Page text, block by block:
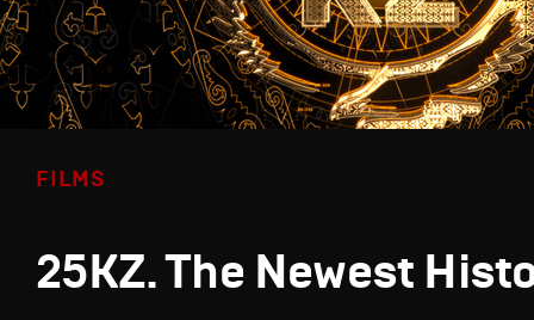
FILMS
25KZ. The Newest